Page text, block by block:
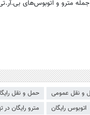
مترو و اتوبوس‌های
و نقل عمومی
حمل و نقل
اتوبوس رایگان مترو رایگان در